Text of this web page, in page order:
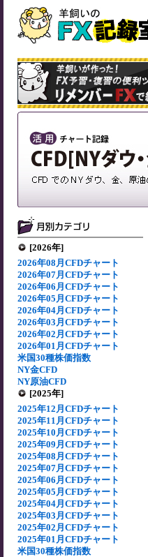
[2026年]
2026年08月CFDチャート
2026年07月CFDチャート
2026年06月CFDチャート
2026年05月CFDチャート
2026年04月CFDチャート
2026年03月CFDチャート
2026年02月CFDチャート
2026年01月CFDチャート
米国30種株価指数
NY金CFD
NY原油CFD
[2025年]
2025年12月CFDチャート
2025年11月CFDチャート
2025年10月CFDチャート
2025年09月CFDチャート
2025年08月CFDチャート
2025年07月CFDチャート
2025年06月CFDチャート
2025年05月CFDチャート
2025年04月CFDチャート
2025年03月CFDチャート
2025年02月CFDチャート
2025年01月CFDチャート
米国30種株価指数